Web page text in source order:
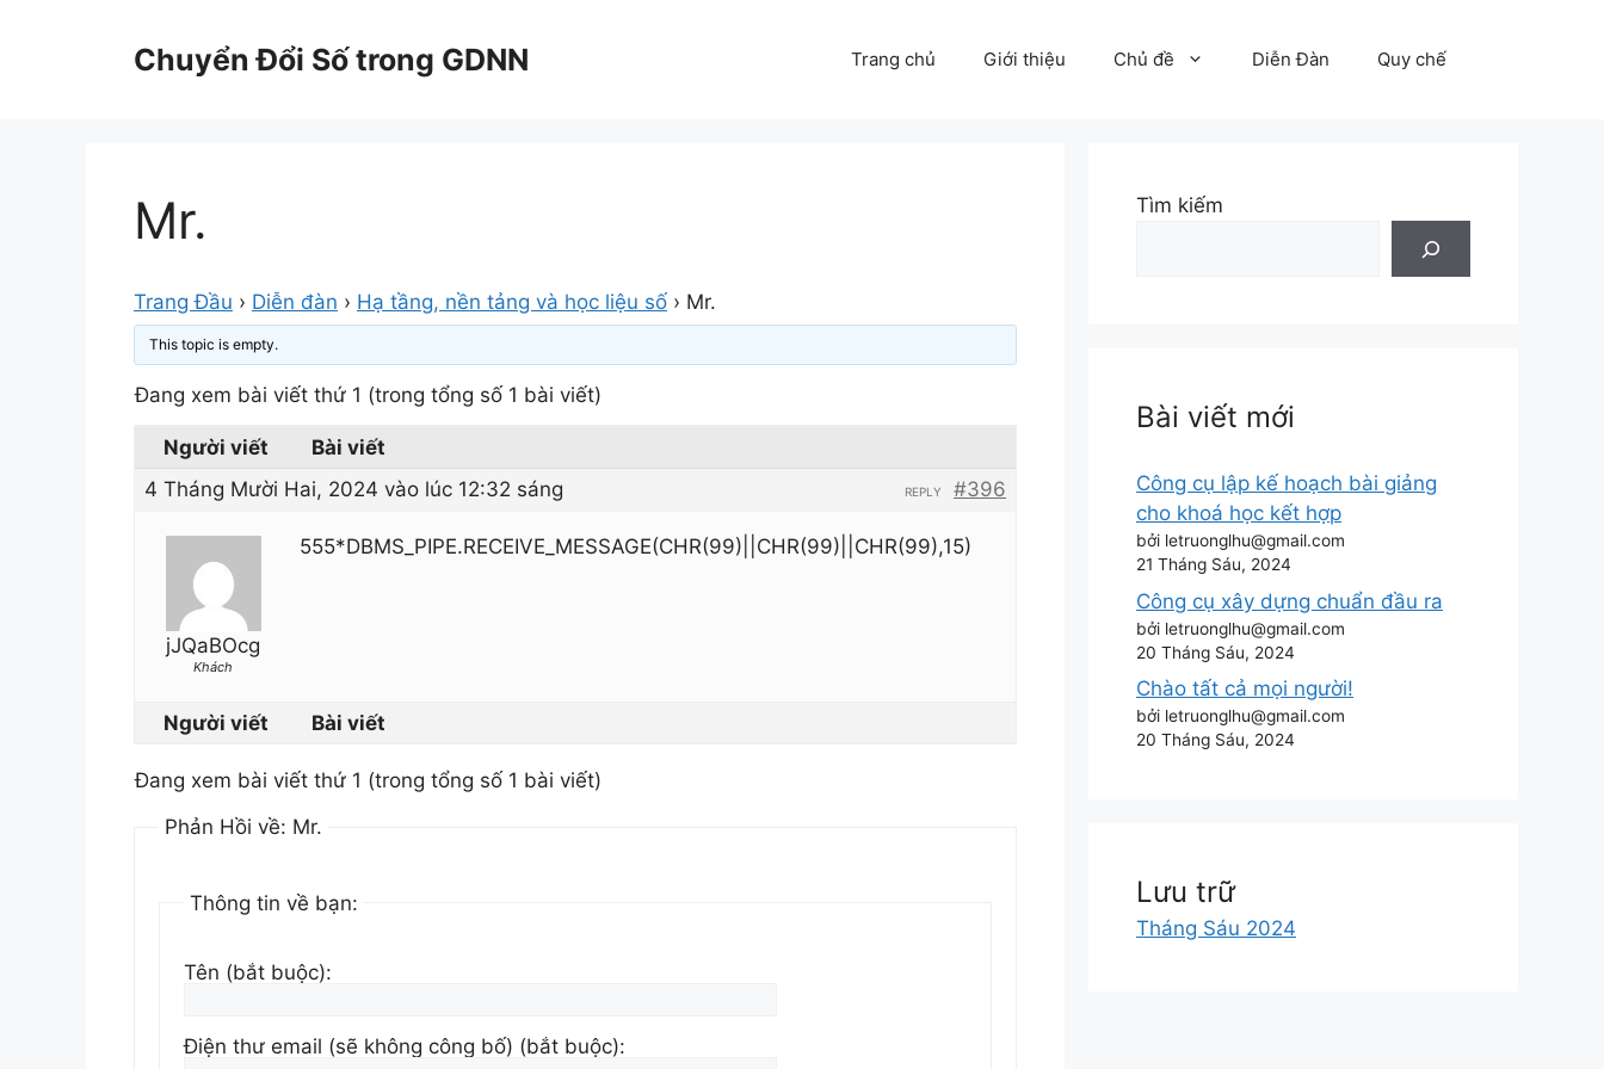
Chuyển Đổi Số trong GDNN Trang chủ Giới thiệu Chủ đề Diễn Đàn Quy chế
Mr.
Trang Đầu › Diễn đàn › Hạ tầng, nền tảng và học liệu số › Mr.
This topic is empty.
Đang xem bài viết thứ 1 (trong tổng số 1 bài viết)
Người viết
Bài viết
4 Tháng Mười Hai, 2024 vào lúc 12:32 sáng
#396
REPLY
jJQaBOcg
Khách
555*DBMS_PIPE.RECEIVE_MESSAGE(CHR(99)||CHR(99)||CHR(99),15)
Người viết Bài viết
Đang xem bài viết thứ 1 (trong tổng số 1 bài viết)
Phản Hồi về: Mr.
Thông tin về bạn:
Tên (bắt buộc):
Điện thư email (sẽ không công bố) (bắt buộc):
Tìm kiếm
Bài viết mới
Công cụ lập kế hoạch bài giảng
cho khoá học kết hợp
bởi letruonglhu@gmail.com
21 Tháng Sáu, 2024
Công cụ xây dựng chuẩn đầu ra
bởi letruonglhu@gmail.com
20 Tháng Sáu, 2024
Chào tất cả mọi người!
bởi letruonglhu@gmail.com
20 Tháng Sáu, 2024
Lưu trữ
Tháng Sáu 2024